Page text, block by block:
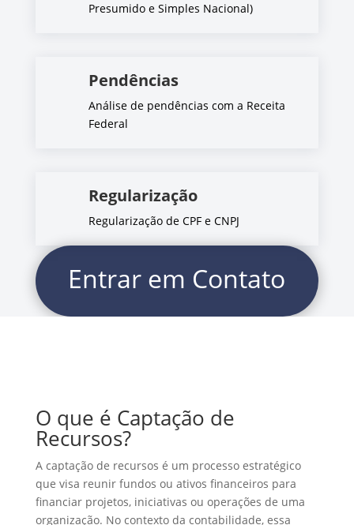
Presumido e Simples Nacional)
Pendências
Análise de pendências com a Receita
Federal
Regularização
Regularização de CPF e CNPJ
Entrar em Contato
O que é Captação de
Recursos?
A captação de recursos é um processo estratégico
que visa reunir fundos ou ativos financeiros para
financiar projetos, iniciativas ou operações de uma
organização. No contexto da contabilidade, essa